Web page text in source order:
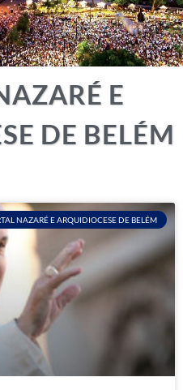
E
DE BELÉM
NAZARÉ E ARQUIDIOCESE DE BELÉM